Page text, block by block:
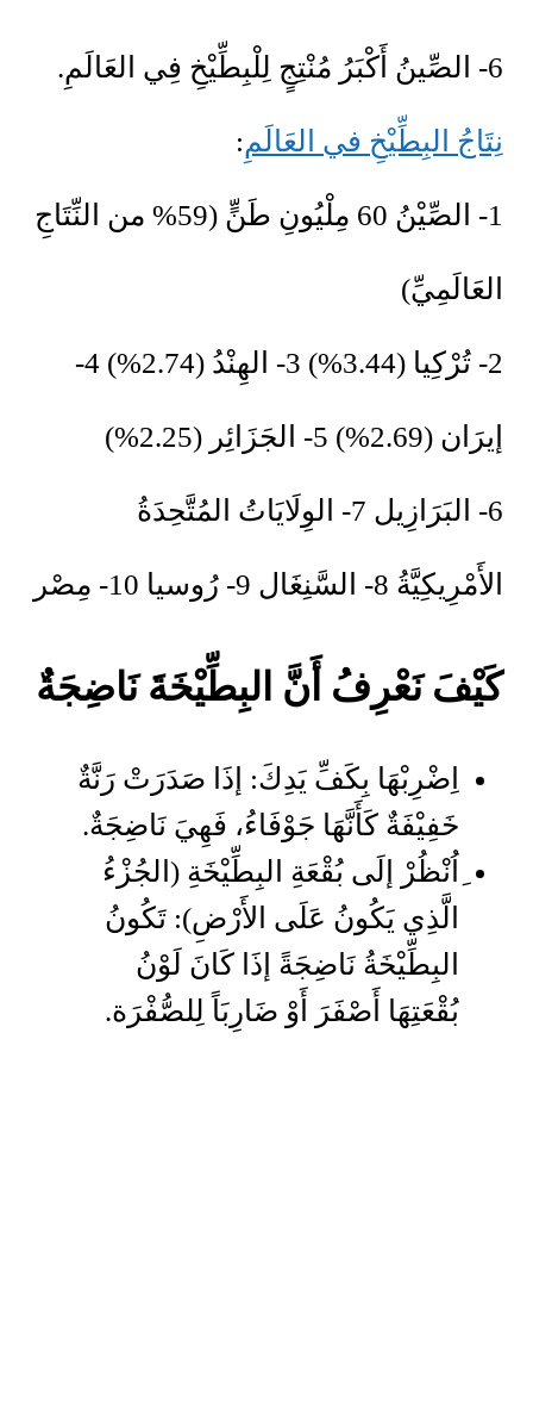
6- الصِّينُ أَكْبَرُ مُنْتِجٍ لِلْبِطِّيْخِ فِي العَالَمِ.
نِتَاجُ البِطِّيْخِ في العَالَمِ:
1- الصِّيْنُ 60 مِلْيُونِ طَنٍّ (59% من النِّتَاجِ
العَالَمِيِّ)
2- تُرْكِيا (3.44%) 3- الهِنْدُ (2.74%) 4-
إيرَان (2.69%) 5- الجَزَائِر (2.25%)
6- البَرَازِيل 7- الوِلَايَاتُ المُتَّحِدَةُ
الأَمْرِيكِيَّةُ 8- السَّنِغَال 9- رُوسيا 10- مِصْر
كَيْفَ نَعْرِفُ أَنَّ البِطِّيْخَةَ نَاضِجَةٌ
اِضْرِبْهَا بِكَفِّ يَدِكَ: إذَا صَدَرَتْ رَنَّةٌ
خَفِيْفَةٌ كَأَنَّهَا جَوْفَاءُ، فَهِيَ نَاضِجَةٌ.
ِاُنْظُرْ إلَى بُقْعَةِ البِطِّيْخَةِ (الجُزْءُ
الَّذِي يَكُونُ عَلَى الأَرْضِ): تَكُونُ
البِطِّيْخَةُ نَاضِجَةً إذَا كَانَ لَوْنُ
بُقْعَتِهَا أَصْفَرَ أَوْ ضَارِبَاً لِلصُّفْرَة.